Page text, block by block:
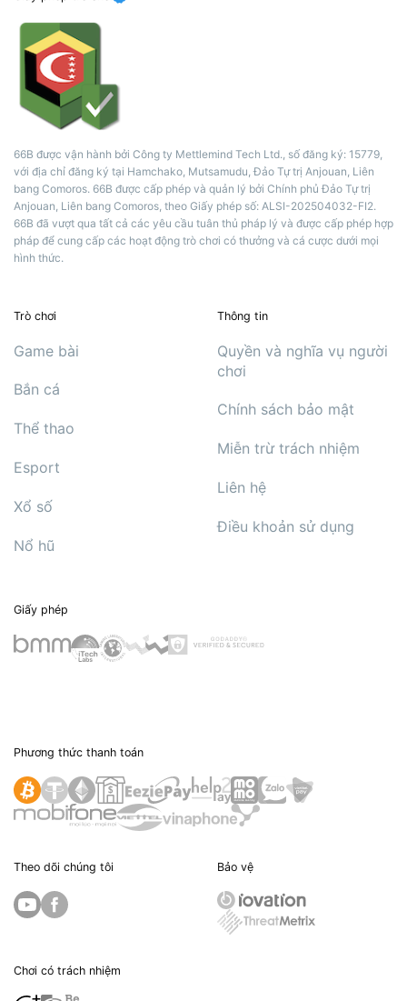
66B được vận hành bởi Công ty Mettlemind Tech Ltd., số đăng ký: 15779,
với địa chỉ đăng ký tại Hamchako, Mutsamudu, Đảo Tự trị Anjouan, Liên
bang Comoros. 66B được cấp phép và quản lý bởi Chính phủ Đảo Tự trị
Anjouan, Liên bang Comoros, theo Giấy phép số: ALSI-202504032-FI2.
66B đã vượt qua tất cả các yêu cầu tuân thủ pháp lý và được cấp phép hợp
pháp để cung cấp các hoạt động trò chơi có thưởng và cá cược dưới mọi
hình thức.
Trò chơi
Game bài
Bắn cá
Thể thao
Esport
Xổ số
Nổ hũ
Thông tin
Quyền và nghĩa vụ người
chơi
Chính sách bảo mật
Miễn trừ trách nhiệm
Liên hệ
Điều khoản sử dụng
Giấy phép
Phương thức thanh toán
Theo dõi chúng tôi Bảo vệ
Chơi có trách nhiệm